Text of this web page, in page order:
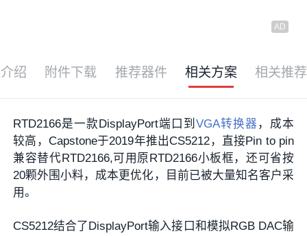
绍 附件下载 推荐器件 相关方案 相关推荐
RTD2166是一款DisplayPort端口到 VGA转换器 ，成本
较高，Capstone于2019年推出CS5212，直接Pin to pin
兼容替代RTD2166,可用原RTD2166小板框，还可省按
20颗外围小料，成本更优化，目前已被大量知名客户采
用。
CS5212结合了DisplayPort输入接口和模拟RGB DAC输